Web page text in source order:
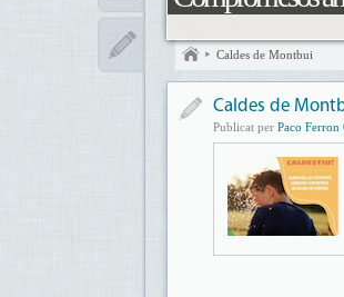
Caldes de Montbui
Caldes de
Publicat per Paco Ferron